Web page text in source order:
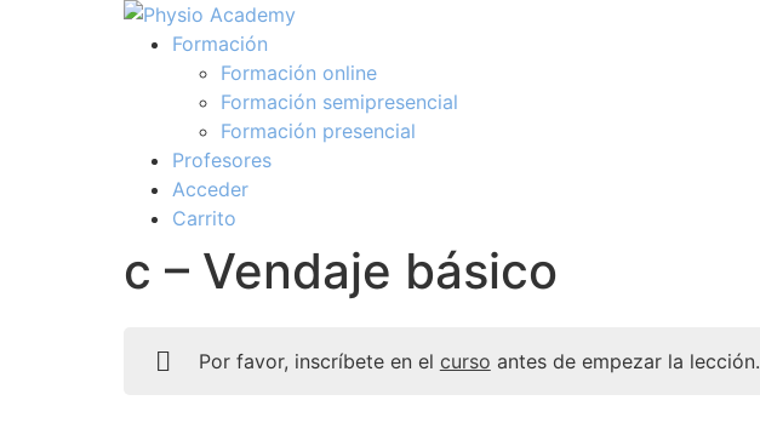
Formación
Formación online
Formación semipresencial
Formación presencial
Profesores
Acceder
Carrito
c – Vendaje básico
Por favor, inscríbete en el curso antes de empezar la lección.